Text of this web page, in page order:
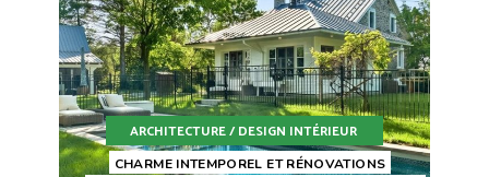
ARCHITECTURE / DESIGN INTÉRIEUR
CHARME INTEMPOREL ET RÉNOVATIONS